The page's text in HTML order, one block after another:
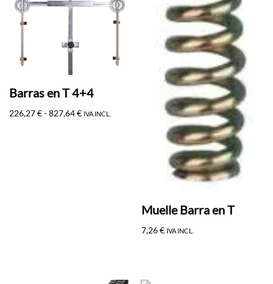
Barras en T 4+4
226,27€-827,64€ IVA INCL.
Muelle Barra en T
7,26€ IVA INCL.